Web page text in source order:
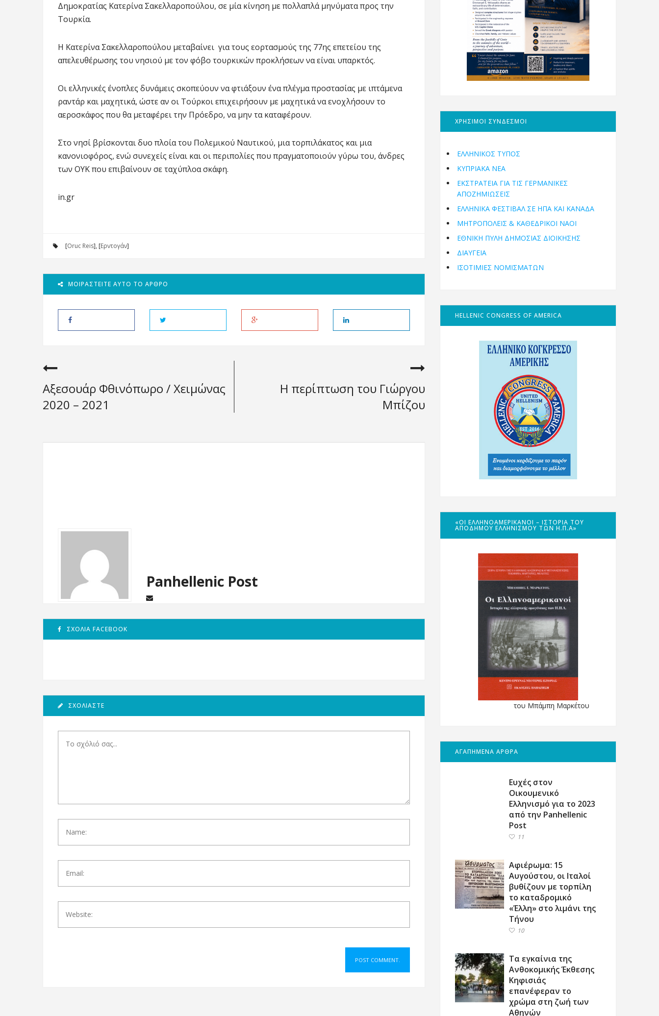
Δημοκρατίας Κατερίνα Σακελλαροπούλου, σε μία κίνηση με πολλαπλά μηνύματα προς την
Τουρκία.
Η Κατερίνα Σακελλαροπούλου μεταβαίνει για τους εορτασμούς της 77ης επετείου της
απελευθέρωσης του νησιού με τον φόβο τουρκικών προκλήσεων να είναι υπαρκτός.
Οι ελληνικές ένοπλες δυνάμεις σκοπεύουν να φτιάξουν ένα πλέγμα προστασίας με ιπτάμενα
ραντάρ και μαχητικά, ώστε αν οι Τούρκοι επιχειρήσουν με μαχητικά να ενοχλήσουν το
αεροσκάφος που θα μεταφέρει την Πρόεδρο, να μην τα καταφέρουν.
Στο νησί βρίσκονται δυο πλοία του Πολεμικού Ναυτικού, μια τορπιλάκατος και μια
κανονιοφόρος, ενώ συνεχείς είναι και οι περιπολίες που πραγματοποιούν γύρω του, άνδρες
των ΟΥΚ που επιβαίνουν σε ταχύπλοα σκάφη.
in.gr
[Oruc Reis], [Ερντογάν]
ΜΟΙΡΑΣΤΕΊΤΕ ΑΥΤΌ ΤΟ ΆΡΘΡΟ
Αξεσουάρ Φθινόπωρο / Χειμώνας
2020 – 2021
Η περίπτωση του Γιώργου
Μπίζου
Panhellenic Post
ΣΧΌΛΙΑ FACEBOOK
ΣΧΟΛΙΆΣΤΕ
ΧΡΗΣΙΜΟΙ ΣΥΝΔΕΣΜΟΙ
ΕΛΛΗΝΙΚΟΣ ΤΥΠΟΣ
ΚΥΠΡΙΑΚΑ ΝΕΑ
ΕΚΣΤΡΑΤΕΙΑ ΓΙΑ ΤΙΣ ΓΕΡΜΑΝΙΚΕΣ
ΑΠΟΖΗΜΙΩΣΕΙΣ
ΕΛΛΗΝΙΚΆ ΦΕΣΤΙΒΆΛ ΣΕ ΗΠΑ ΚΑΙ ΚΑΝΑΔΑ
ΜΗΤΡΟΠΌΛΕΙΣ & ΚΑΘΕΔΡΙΚΟΊ ΝΑΟΊ
ΕΘΝΙΚΉ ΠΎΛΗ ΔΗΜΌΣΙΑΣ ΔΙΟΊΚΗΣΗΣ
ΔΙΑΥΓΕΙΑ
ΙΣΟΤΙΜΙΕΣ ΝΟΜΙΣΜΑΤΩΝ
HELLENIC CONGRESS OF AMERICA
«ΟΙ ΕΛΛΗΝΟΑΜΕΡΙΚΑΝΟΊ – ΙΣΤΟΡΊΑ ΤΟΥ
ΑΠΌΔΗΜΟΥ ΕΛΛΗΝΙΣΜΟΎ ΤΩΝ Η.Π.Α»
του Μπάμπη Μαρκέτου
ΑΓΑΠΗΜΕΝΑ ΑΡΘΡΑ
Ευχές στον
Οικουμενικό
Ελληνισμό για το 2023
από την Panhellenic
Post
11
Αφιέρωμα: 15
Αυγούστου, οι Ιταλοί
βυθίζουν με τορπίλη
το καταδρομικό
«Έλλη» στο λιμάνι της
Τήνου
10
Τα εγκαίνια της
Ανθοκομικής Έκθεσης
Κηφισιάς
επανέφεραν το
χρώμα στη ζωή των
Αθηνών